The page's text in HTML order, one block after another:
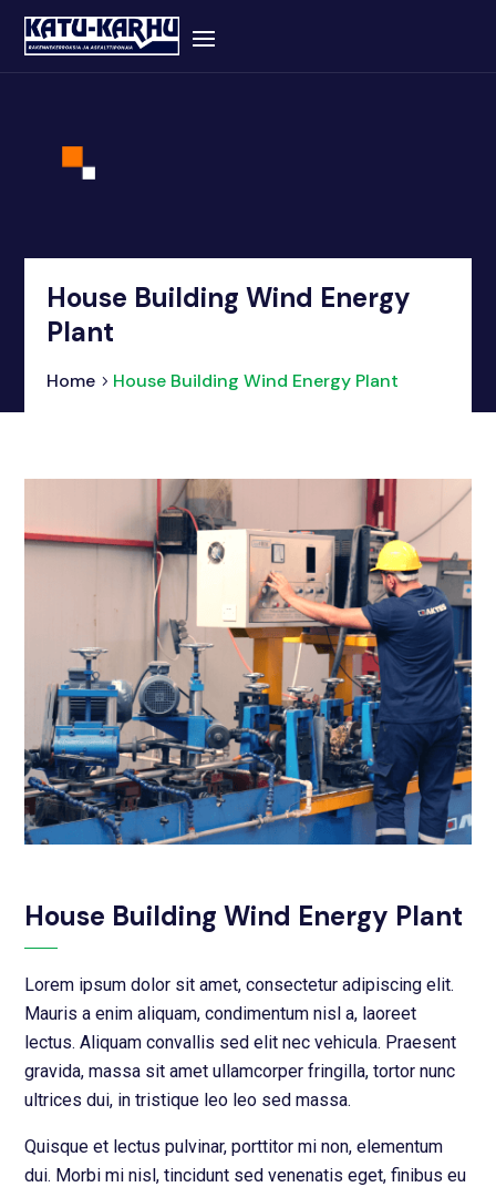
House Building Wind Energy
Plant
Home House Building Wind Energy Plant
House Building Wind Energy Plant
Lorem ipsum dolor sit amet, consectetur adipiscing elit.
Mauris a enim aliquam, condimentum nisl a, laoreet
lectus. Aliquam convallis sed elit nec vehicula. Praesent
gravida, massa sit amet ullamcorper fringilla, tortor nunc
ultrices dui, in tristique leo leo sed massa.
Quisque et lectus pulvinar, porttitor mi non, elementum
dui. Morbi mi nisl, tincidunt sed venenatis eget, finibus eu